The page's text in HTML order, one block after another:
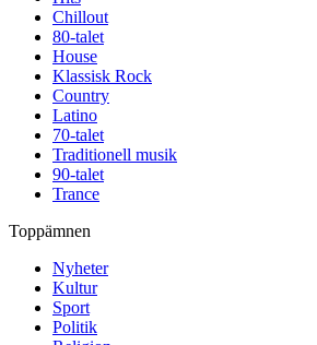
Chillout
80-talet
House
Klassisk Rock
Country
Latino
70-talet
Traditionell musik
90-talet
Trance
Toppämnen
Nyheter
Kultur
Sport
Politik